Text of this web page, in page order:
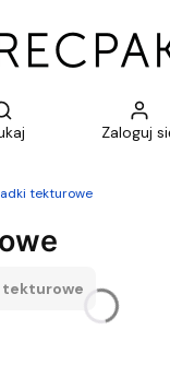
Otwórz wyszukiwarkę
Zaloguj
tekturowe
tekturowe